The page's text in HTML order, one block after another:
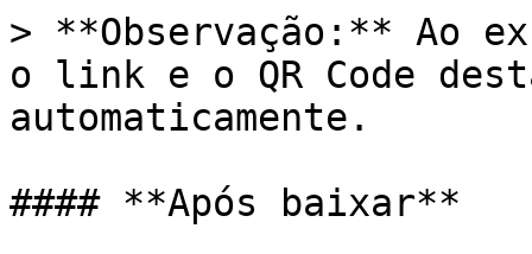
> **Observação:** Ao
o link e o QR Code
automaticamente.
#### **Após baixar**